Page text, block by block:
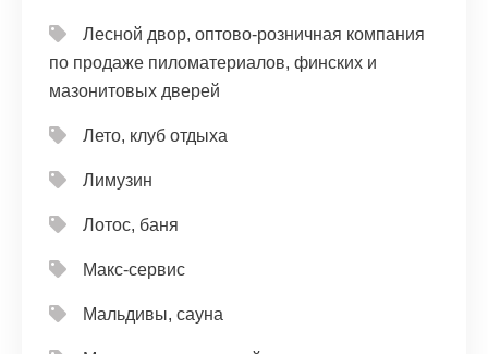
Лесной двор, оптово-розничная компания
по продаже пиломатериалов, финских и
мазонитовых дверей
Лето, клуб отдыха
Лимузин
Лотос, баня
Макс-сервис
Мальдивы, сауна